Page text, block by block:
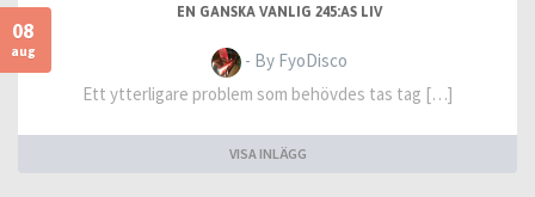
08
aug
EN GANSKA VANLIG 245:AS LIV
- By FyoDisco
Ett ytterligare problem som behövdes tas tag […]
VISA INLÄGG